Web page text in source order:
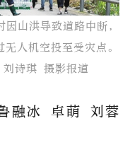
山洪导致道路中断，
人机空投至受灾点。
诗琪 摄影报道
融冰 卓萌 刘蓉